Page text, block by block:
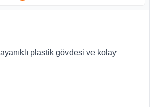
plastik gövdesi ve kolay